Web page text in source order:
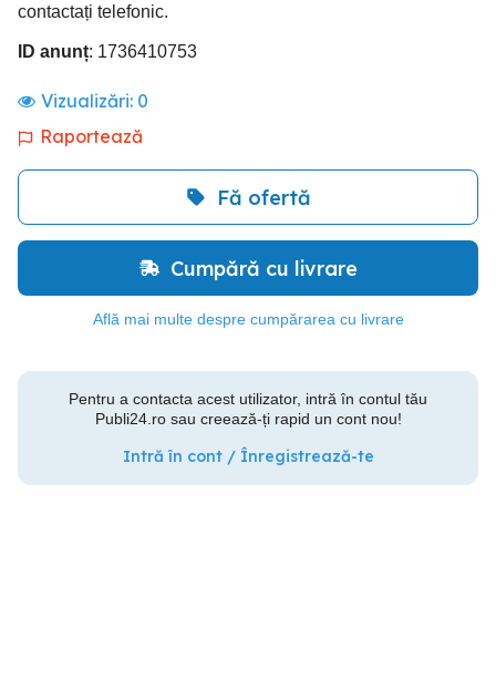
contactați telefonic.
ID anunț: 1736410753
Vizualizări: 0
Raportează
Fă ofertă
Cumpără cu livrare
Află mai multe despre cumpărarea cu livrare
Pentru a contacta acest utilizator, intră în contul tău
Publi24.ro sau creează-ți rapid un cont nou!
Intră în cont / Înregistrează-te